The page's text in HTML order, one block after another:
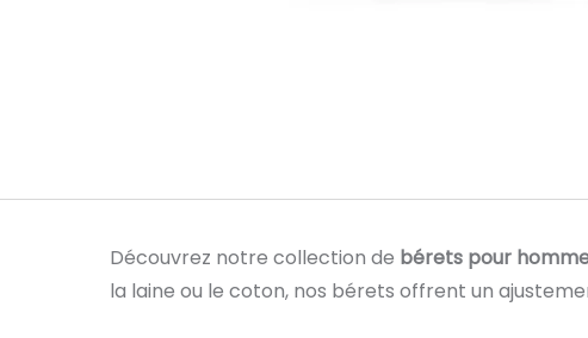
Découvrez notre collection de bérets pour
la laine ou le coton, nos bérets offrent un